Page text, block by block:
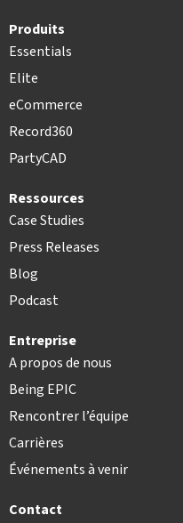
Produits
Essentials
Elite
eCommerce
Record360
PartyCAD
Ressources
Case Studies
Press Releases
Blog
Podcast
Entreprise
A propos de nous
Being EPIC
Rencontrer l’équipe
Carrières
Événements à venir
Contact